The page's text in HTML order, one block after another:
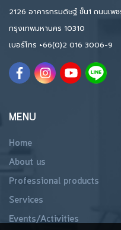
2126 อาคารกรมดิษฐ์ ชั้น1 ถนนเพ
กรุงเทพมหานคร 10310
เบอร์โทร +66(0)2 016 3006-9
MENU
Home
About us
Professional products
Services
Events/Activities